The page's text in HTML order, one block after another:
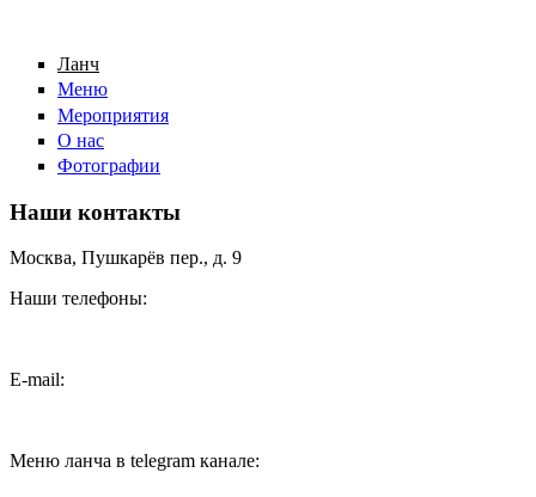
Ланч
Меню
Мероприятия
О нас
Фотографии
Наши контакты
Москва, Пушкарёв пер., д. 9
Наши телефоны:
E-mail:
Меню ланча в telegram канале: